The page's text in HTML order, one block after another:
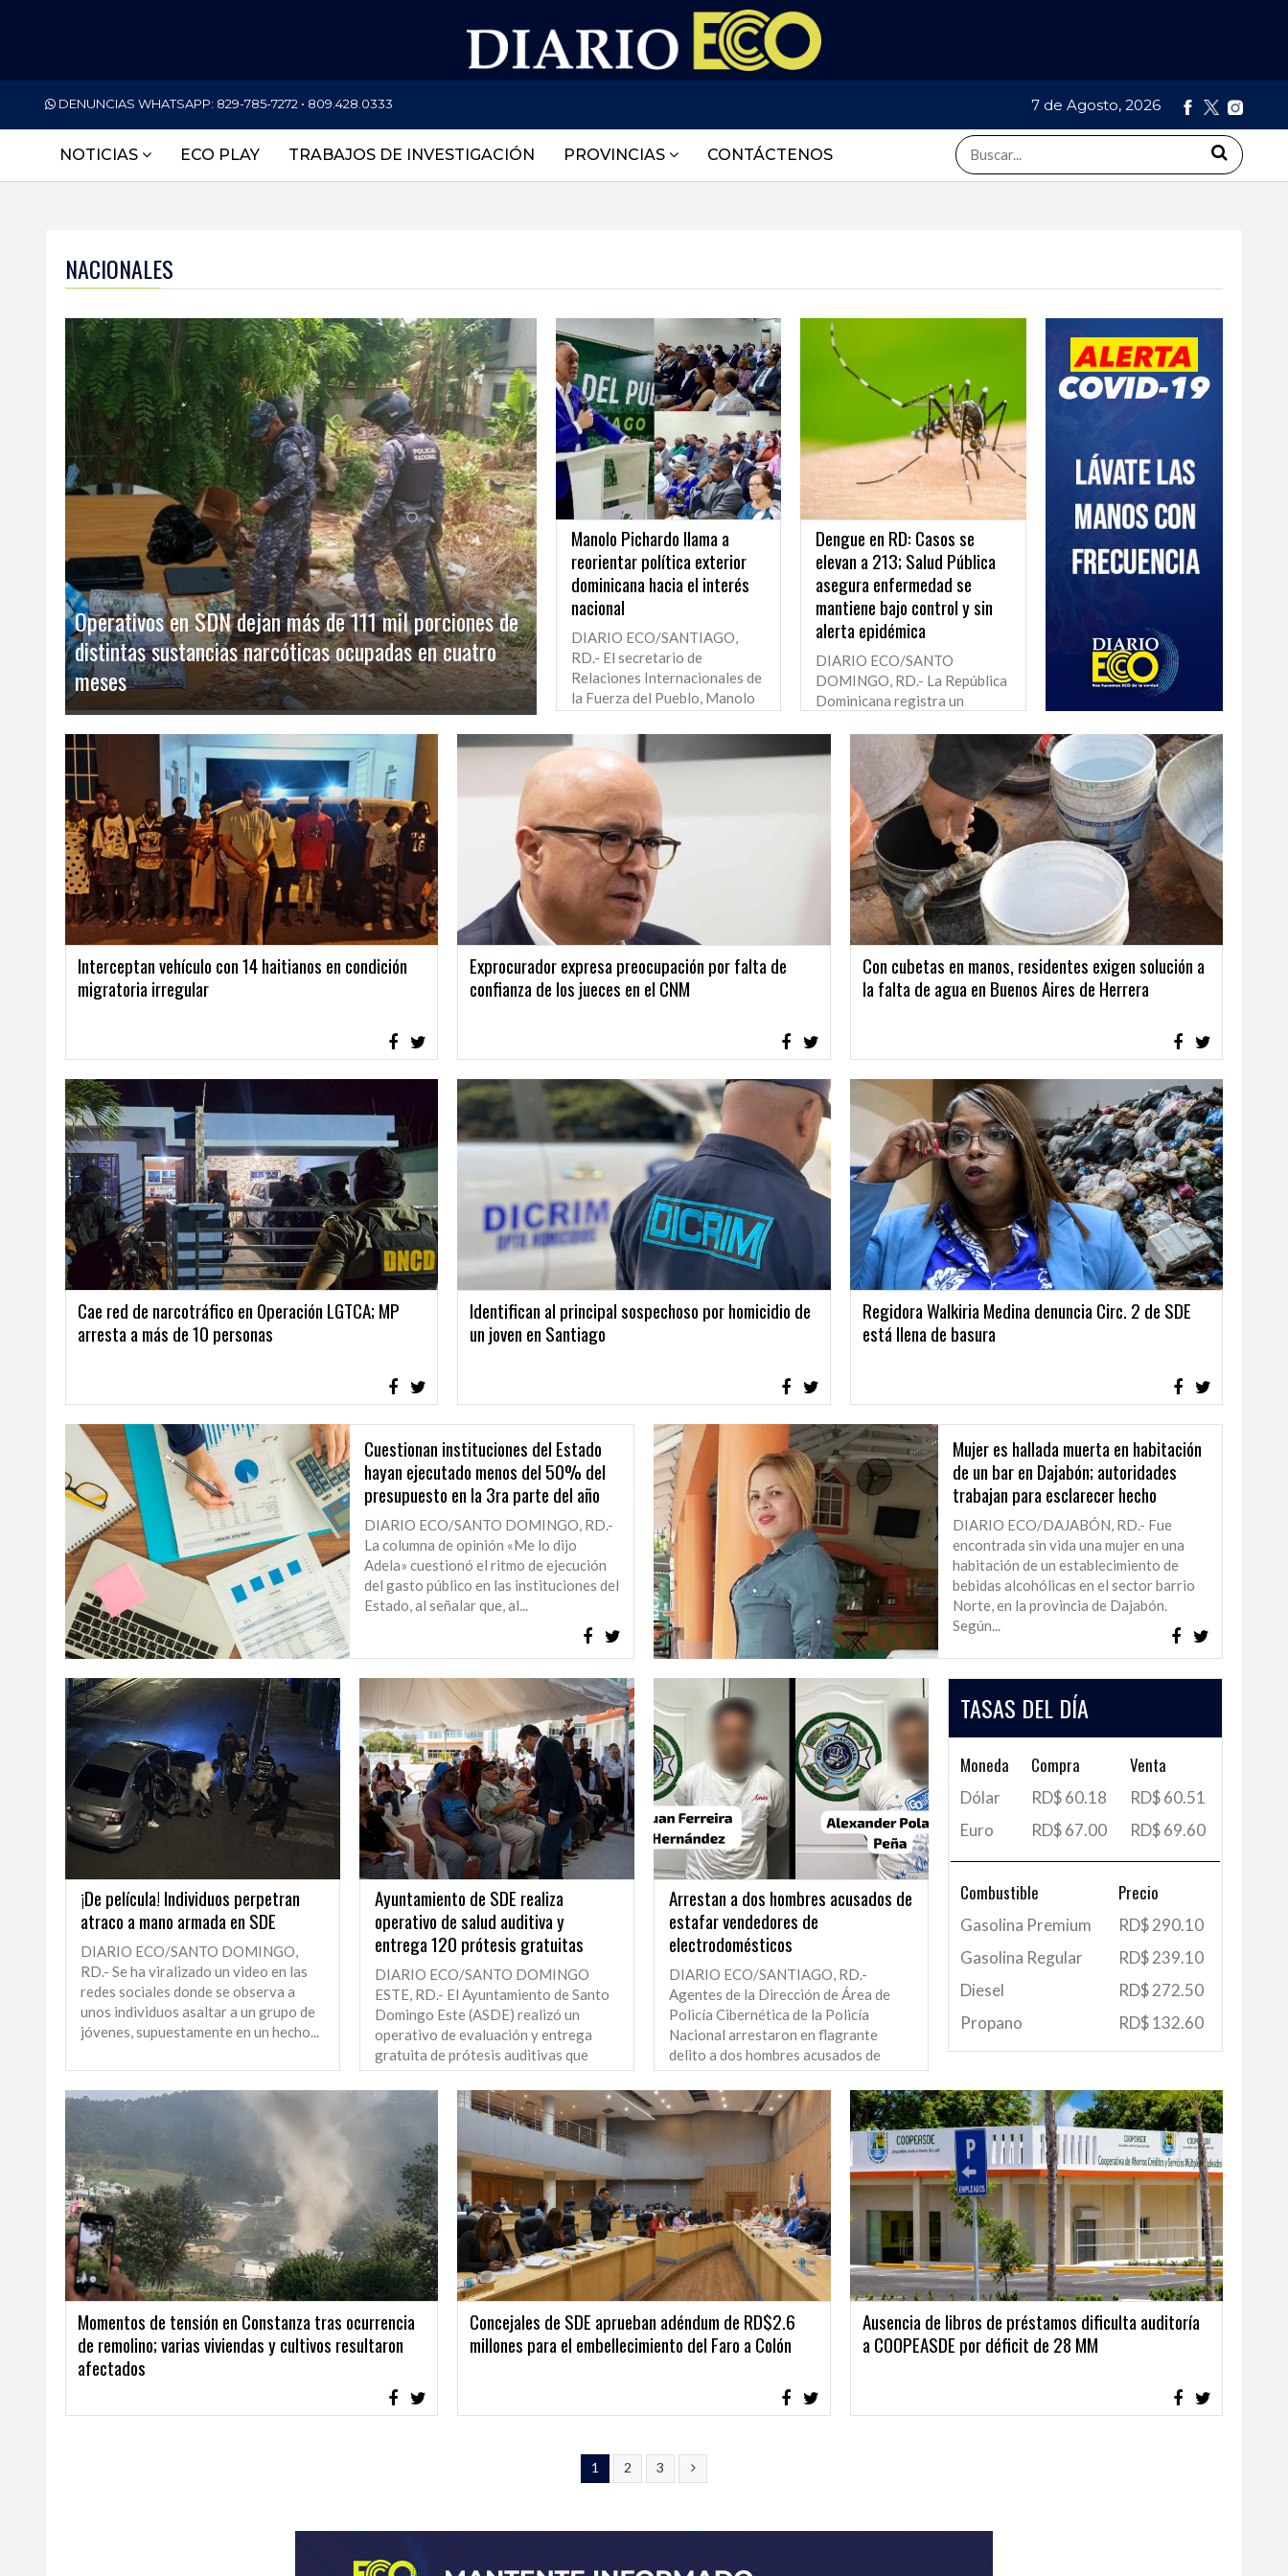
DENUNCIAS WHATSAPP: 829-785-7272 • 809.428.0333 7 de Agosto, 2026
NOTICIAS ECO PLAY TRABAJOS DE INVESTIGACIÓN PROVINCIAS CONTÁCTENOS
NACIONALES
ECONOMÍA
ENTRETENIMIENTO
SALUD
TECNOLOGÍA
INVESTIGACIÓN
PROVINCIAS
DISTRITO
NACIONAL
SANTO
DOMINGO
SANTIAGO
JUAN
ALTAGRACIA
PUERTO
NACIONALES
Operativos en SDN dejan más de 111 mil porciones de
distintas sustancias narcóticas ocupadas en cuatro
meses
Manolo Pichardo llama a
reorientar política exterior
dominicana hacia el interés
nacional
DIARIO ECO/SANTIAGO,
RD.- El secretario de
Relaciones Internacionales de
la Fuerza del Pueblo, Manolo
activo, pragmático y
multilateral que, según afirmó,
caracterizó la política
exterior...
Dengue en RD: Casos se
elevan a 213; Salud Pública
asegura enfermedad se
mantiene bajo control y sin
alerta epidémica
DIARIO ECO/SANTO
DOMINGO, RD.- La República
Dominicana registra un
confirmados de dengue en lo
que va de 2026, según el
reporte oficial de la Semana...
Interceptan vehículo con 14 haitianos en condición
migratoria irregular
Exprocurador expresa preocupación por falta de
confianza de los jueces en el CNM
Con cubetas en manos, residentes exigen solución a
la falta de agua en Buenos Aires de Herrera
Cae red de narcotráfico en Operación LGTCA; MP
arresta a más de 10 personas
Identifican al principal sospechoso por homicidio de
un joven en Santiago
Regidora Walkiria Medina denuncia Circ. 2 de SDE
está llena de basura
Cuestionan instituciones del Estado
hayan ejecutado menos del 50% del
presupuesto en la 3ra parte del año
DIARIO ECO/SANTO DOMINGO, RD.-
La columna de opinión «Me lo dijo
Adela» cuestionó el ritmo de ejecución
del gasto público en las instituciones del
Estado, al señalar que, al...
Mujer es hallada muerta en habitación
de un bar en Dajabón; autoridades
trabajan para esclarecer hecho
DIARIO ECO/DAJABÓN, RD.- Fue
encontrada sin vida una mujer en una
habitación de un establecimiento de
bebidas alcohólicas en el sector barrio
Norte, en la provincia de Dajabón.
Según...
¡De película! Individuos perpetran
atraco a mano armada en SDE
DIARIO ECO/SANTO DOMINGO,
RD.- Se ha viralizado un video en las
redes sociales donde se observa a
unos individuos asaltar a un grupo de
jóvenes, supuestamente en un hecho...
Ayuntamiento de SDE realiza
operativo de salud auditiva y
entrega 120 prótesis gratuitas
DIARIO ECO/SANTO DOMINGO
ESTE, RD.- El Ayuntamiento de Santo
Domingo Este (ASDE) realizó un
operativo de evaluación y entrega
gratuita de prótesis auditivas que
benefició a 120 personas con...
Arrestan a dos hombres acusados de
estafar vendedores de
electrodomésticos
DIARIO ECO/SANTIAGO, RD.-
Agentes de la Dirección de Área de
Policía Cibernética de la Policía
Nacional arrestaron en flagrante
delito a dos hombres acusados de
integrar un presunto esquema...
TASAS DEL DÍA
Moneda Compra Venta
Dólar RD$ 60.18
RD$ 60.51
Euro
RD$ 67.00 RD$ 69.60
Combustible Precio
Gasolina Premium
RD$ 290.10
Gasolina Regular
RD$ 239.10
Diesel
RD$ 272.50
Propano
RD$ 132.60
Momentos de tensión en Constanza tras ocurrencia
de remolino; varias viviendas y cultivos resultaron
afectados
Concejales de SDE aprueban adéndum de RD$2.6
millones para el embellecimiento del Faro a Colón
Ausencia de libros de préstamos dificulta auditoría
a COOPEASDE por déficit de 28 MM
1 2 3